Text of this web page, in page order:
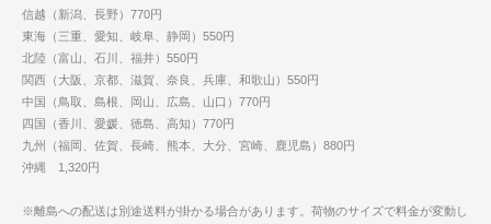
信越（新潟、長野）770円
東海（三重、愛知、岐阜、静岡）550円
北陸（富山、石川、福井）550円
関西（大阪、京都、滋賀、奈良、兵庫、和歌山）550円
中国（鳥取、島根、岡山、広島、山口）770円
四国（香川、愛媛、徳島、高知）770円
九州（福岡、佐賀、長崎、熊本、大分、宮崎、鹿児島）880円
沖縄 1,320円
※離島への配送は別途送料が掛かる場合があります。荷物のサイズで料金が変動し